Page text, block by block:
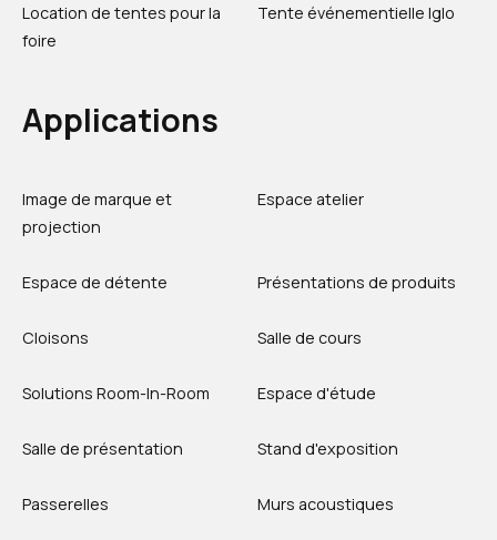
Location de tentes pour la
foire
Tente événementielle Iglo
Applications
Image de marque et
projection
Espace atelier
Espace de détente Présentations de produits
Cloisons Salle de cours
Solutions Room-In-Room Espace d'étude
Salle de présentation Stand d'exposition
Passerelles Murs acoustiques